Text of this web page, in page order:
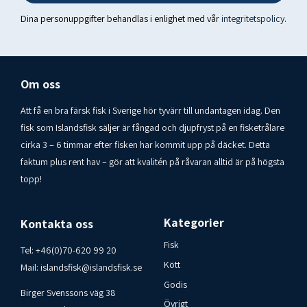
- inklusive sockerarter: 0 g
Fiber: 0,0 g
Salt: 0 gFabrik nr IS A 031 Efta
Konsumentkontakt Islandsfisk i Varberg AB
Tel : 00-46-70-6209920
Dina personuppgifter behandlas i enlighet med vårintegritetspolicy.
Om oss
Att få en bra färsk fisk i Sverige hör tyvärr till undantagen idag. Den
fisk som Islandsfisk säljer är fångad och djupfryst på en fisketrålare
cirka 3 – 6 timmar efter fisken har kommit upp på däcket. Detta
faktum plus rent hav – gör att kvalitén på råvaran alltid är på högsta
topp!
Kontakta oss
Tel: +46(0)70-620 99 20
Mail: islandsfisk@islandsfisk.se
Birger Svenssons väg 38
Kategorier
Fisk
Kött
Godis
Övrigt